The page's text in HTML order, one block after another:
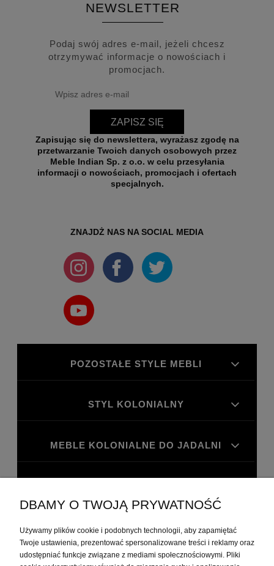
NEWSLETTER
Podaj swój adres e-mail, jeżeli chcesz
otrzymywać informacje o nowościach i
promocjach.
ZAPISZ SIĘ
Zapisując się do newslettera, wyrażasz zgodę na
przetwarzanie Twoich danych osobowych przez
Meble Indian Sp. z o.o. w celu przesyłania
informacji o nowościach, promocjach i ofertach
specjalnych.
ZNAJDŻ NAS NA SOCIAL MEDIA
POZOSTAŁE STYLE MEBLI
STYL KOLONIALNY
MEBLE KOLONIALNE DO JADALNI
MOJE KONTO
DBAMY O TWOJĄ PRYWATNOŚĆ
Używamy plików cookie i podobnych technologii, aby zapamiętać
Twoje ustawienia, prezentować spersonalizowane treści i reklamy oraz
udostępniać funkcje związane z mediami społecznościowymi. Pliki